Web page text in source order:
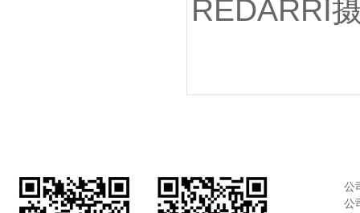
REDARRI
公
公